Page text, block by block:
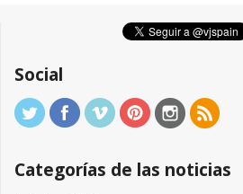
Social
Categorías de las noticias